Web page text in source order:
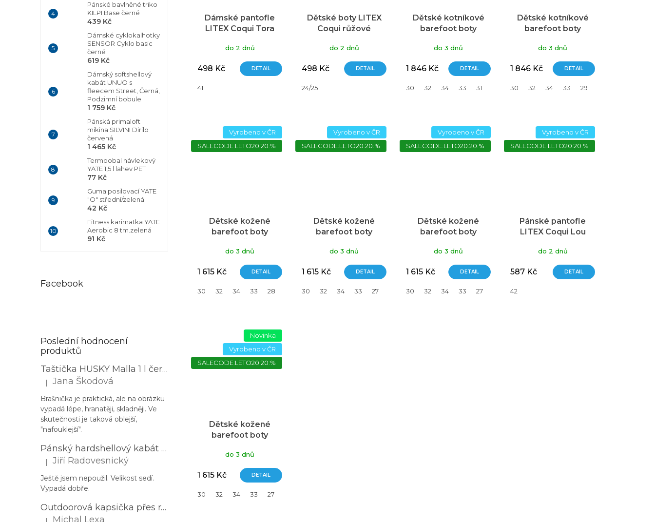
Pánské bavlněné triko
KILPI Base černé
439 Kč
Dámské cyklokalhotky
SENSOR Cyklo basic
černé
619 Kč
Dámský softshellový
kabát UNUO s
fleecem Street, Černá,
Podzimní bobule
1 759 Kč
Pánská primaloft
mikina SILVINI Dirilo
červená
1 465 Kč
Termoobal návlekový
YATE 1,5 l lahev PET
77 Kč
Guma posilovací YATE
"O" střední/zelená
42 Kč
Fitness karimatka YATE
Aerobic 8 tm.zelená
91 Kč
Facebook
Poslední hodnocení
produktů
Taštička HUSKY Malla 1 l černá
Hodnocení produktu je 3 z 5 hvězdiček.
| Jana Škodová
Brašnička je praktická, ale na obrázku
vypadá lépe, hranatěji, skladněji. Ve
skutečnosti je taková oblejší,
"nafouklejší".
Pánský hardshellový kabát HUSKY Nestia M zelený
Hodnocení produktu je 5 z 5 hvězdiček.
| Jiří Radovesnický
Ještě jsem nepoužil. Velikost sedí.
Vypadá dobře.
Outdoorová kapsička přes rameno PROGRESS Corss Body černá
Michal Lexa
Dámské pantofle
LITEX Coqui Tora
do 2 dnů
498 Kč DETAIL
41
Dětské boty LITEX
Coqui růžové
do 2 dnů
498 Kč DETAIL
24/25
Dětské kotníkové
barefoot boty
do 3 dnů
1 846 Kč DETAIL
30 32 34 33 31
Dětské kotníkové
barefoot boty
do 3 dnů
1 846 Kč DETAIL
30 32 34 33 29
Vyrobeno v ČR
SALECODE:LETO20:20:%
Dětské kožené
barefoot boty
do 3 dnů
1 615 Kč DETAIL
30 32 34 33 28 31 35
Vyrobeno v ČR
SALECODE:LETO20:20:%
Dětské kožené
barefoot boty
do 3 dnů
1 615 Kč DETAIL
30 32 34 33 27 29 31 35
Vyrobeno v ČR
SALECODE:LETO20:20:%
Dětské kožené
barefoot boty
do 3 dnů
1 615 Kč DETAIL
30 32 34 33 27 29
Vyrobeno v ČR
SALECODE:LETO20:20:%
Pánské pantofle
LITEX Coqui Lou
do 2 dnů
587 Kč DETAIL
42
Novinka
Vyrobeno v ČR
SALECODE:LETO20:20:%
Dětské kožené
barefoot boty
do 3 dnů
1 615 Kč DETAIL
30 32 34 33 27